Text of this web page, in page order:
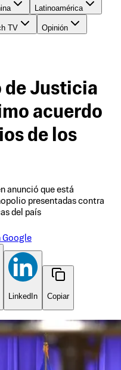
Latinoamérica
TV Opinión
de Justicia
acuerdo
de los
anunció que está
presentadas contra
del país
Google
LinkedIn Copiar